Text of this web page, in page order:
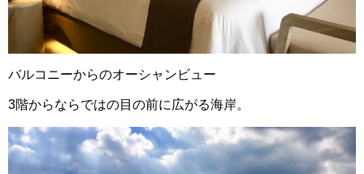
バルコニーからのオーシャンビュー
3階からならではの目の前に広がる海岸。